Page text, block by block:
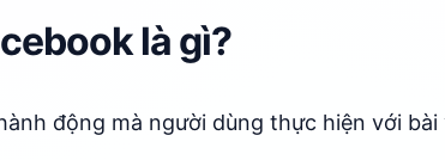
là gì?
động mà người dùng thực hiện với bài